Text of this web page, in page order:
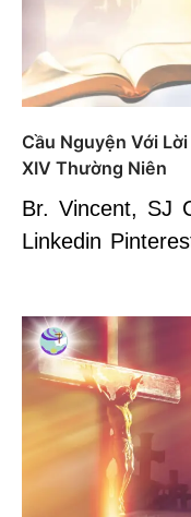
Cầu Nguyện Với
XIV Thường Niên
Br. Vincent, SJ
Linkedin